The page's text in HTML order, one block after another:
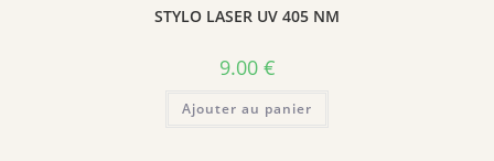
STYLO LASER UV 405 NM
9.00 €
Ajouter au panier